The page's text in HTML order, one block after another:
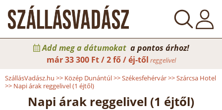
Add meg a dátumokat a pontos árhoz!
már33 300 Ft / 2 fő / éj-től reggelivel
SzállásVadász.hu >> Közép Dunántúl>>Székesfehérvár>>Szárcsa Hotel
>> Napi árak reggelivel (1 éjtől)
Napi árak reggelivel (1 éjtől)